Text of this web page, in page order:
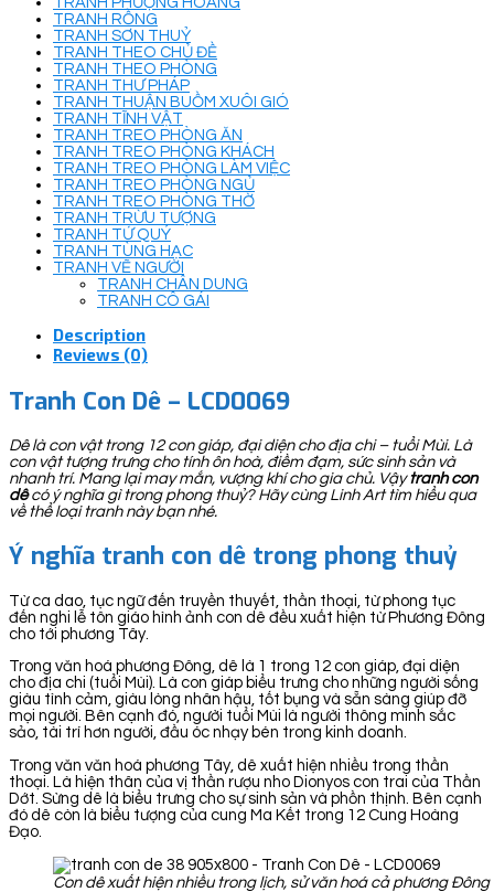
TRANH RỒNG
TRANH SƠN THUỶ
TRANH THEO CHỦ ĐỀ
TRANH THEO PHÒNG
TRANH THƯ PHÁP
TRANH THUẬN BUỒM XUÔI GIÓ
TRANH TĨNH VẬT
TRANH TREO PHÒNG ĂN
TRANH TREO PHÒNG KHÁCH
TRANH TREO PHÒNG LÀM VIỆC
TRANH TREO PHÒNG NGỦ
TRANH TREO PHÒNG THỜ
TRANH TRỪU TƯỢNG
TRANH TỨ QUÝ
TRANH TÙNG HẠC
TRANH VẼ NGƯỜI
TRANH CHÂN DUNG
TRANH CÔ GÁI
Description
Reviews (0)
Tranh Con Dê – LCD0069
Dê là con vật trong 12 con giáp, đại diện cho địa chi – tuổi Mùi. Là
con vật tượng trưng cho tính ôn hoà, điềm đạm, sức sinh sản và
nhanh trí. Mang lại may mắn, vượng khí cho gia chủ. Vậytranh con
dêcó ý nghĩa gì trong phong thuỷ? Hãy cùng Linh Art tìm hiểu qua
về thể loại tranh này bạn nhé.
Ý nghĩa tranh con dê trong phong thuỷ
Từ ca dao, tục ngữ đến truyền thuyết, thần thoại, từ phong tục
đến nghi lễ tôn giáo hình ảnh con dê đều xuất hiện từ Phương Đông
cho tới phương Tây.
Trong văn hoá phương Đông, dê là 1 trong 12 con giáp, đại diện
cho địa chi (tuổi Mùi). Là con giáp biểu trưng cho những người sống
giàu tình cảm, giàu lòng nhân hậu, tốt bụng và sẵn sàng giúp đỡ
mọi người. Bên cạnh đó, người tuổi Mùi là người thông minh sắc
sảo, tài trí hơn người, đầu óc nhạy bén trong kinh doanh.
Trong văn văn hoá phương Tây, dê xuất hiện nhiều trong thần
thoại. Là hiện thân của vị thần rượu nho Dionyos con trai của Thần
Dớt. Sừng dê là biểu trưng cho sự sinh sản và phồn thịnh. Bên cạnh
đó dê còn là biểu tượng của cung Ma Kết trong 12 Cung Hoàng
Đạo.
Con dê xuất hiện nhiều trong lịch, sử văn hoá cả phương Đông